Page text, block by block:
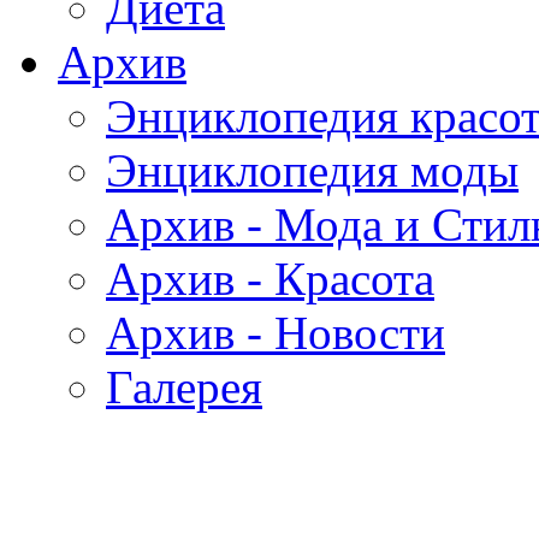
Архив
Энциклопедия
Энциклопедия моды
Архив - Мода и
Архив - Красота
Архив - Новости
Галерея